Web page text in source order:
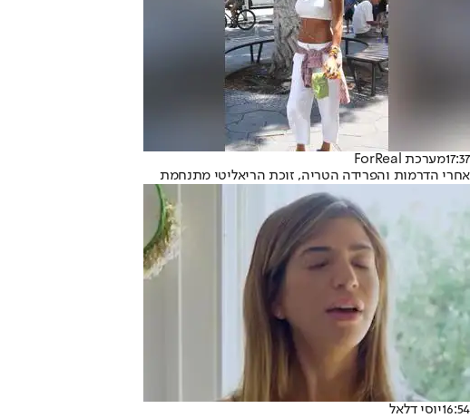
17:37מערכת ForReal
אחרי הדרמות והפרידה הטריה, זוכת הריאליטי מתנחמת
16:54יוסי דלאל